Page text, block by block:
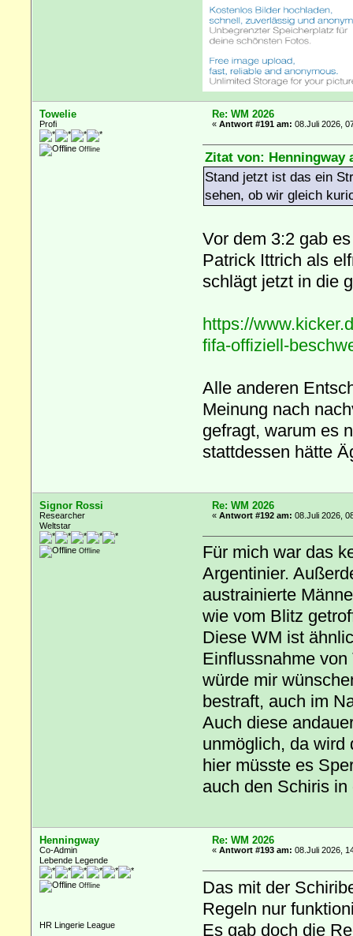
Towelie
Profi
Offline
Re: WM 2026
«Antwort #191 am: 08.Juli 2026,
Zitat von: Henningway
Stand jetzt ist das ein
sehen, ob wir gleich
Vor dem 3:2 gab
Patrick Ittrich als
schlägt jetzt in die
https://
fifa-offiziell-
Alle anderen
Meinung nach
gefragt, warum es
stattdessen hätte
Signor Rossi
Researcher
Weltstar
Offline
Re: WM 2026
«Antwort #192 am: 08.Juli 2026,
Für mich war das
Argentinier.
austrainierte
wie vom Blitz
Diese WM ist
Einflussnahme
würde mir
bestraft, auch im
Auch diese
unmöglich, da wird
hier müsste es
auch den Schiris
Henningway
Co-Admin
Lebende Legende
Offline
HR Lingerie League
Re: WM 2026
«Antwort #193 am: 08.Juli 2026,
Das mit der
Regeln nur
Es gab doch die